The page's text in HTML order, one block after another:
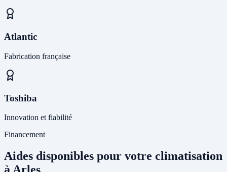
Atlantic
Fabrication française
Toshiba
Innovation et fiabilité
Financement
Aides disponibles pour votre climatisation